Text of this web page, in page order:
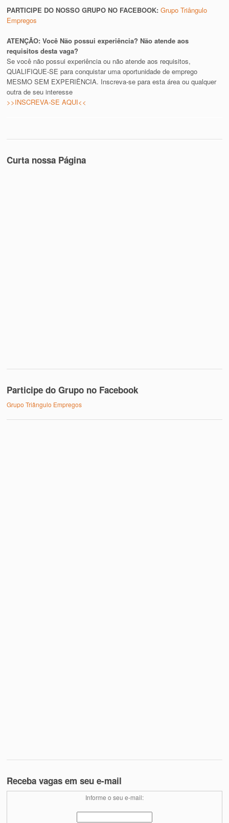
PARTICIPE DO NOSSO GRUPO NO FACEBOOK:Grupo Triângulo
Empregos
ATENÇÃO: Você Não possui experiência? Não atende aos
requisitos desta vaga?
Se você não possui experiência ou não atende aos requisitos,
QUALIFIQUE-SE para conquistar uma oportunidade de emprego
MESMO SEM EXPERIÊNCIA. Inscreva-se para esta área ou qualquer
outra de seu interesse
>>INSCREVA-SE AQUI<<
Curta nossa Página
Participe do Grupo no Facebook
Grupo Triângulo Empregos
Receba vagas em seu e-mail
Informe o seu e-mail: